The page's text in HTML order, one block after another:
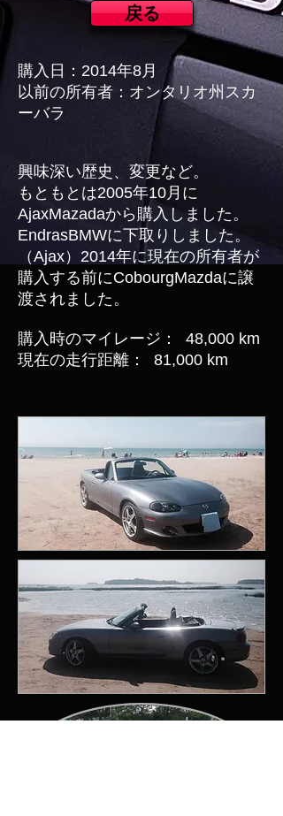
戻る
購入日：2014年8月
以前の所有者：オンタリオ州スカ
ーバラ
興味深い歴史、変更など。
もともとは2005年10月に
AjaxMazadaから購入しました。
EndrasBMWに下取りしました。
（Ajax）2014年に現在の所有者が
購入する前にCobourgMazdaに譲
渡されました。
購入時のマイレージ：
48,000 km
現在の走行距離：
81,000 km